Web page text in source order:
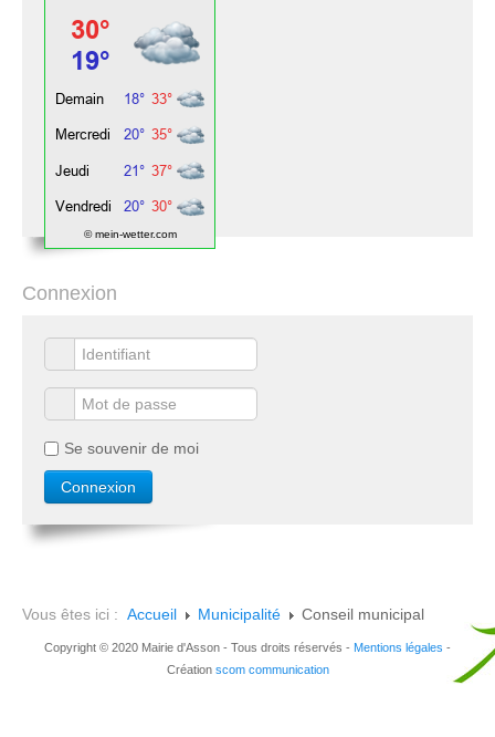
© mein-wetter.com
Connexion
Se souvenir de moi
Vous êtes ici : Accueil Municipalité Conseil municipal
Copyright © 2020 Mairie d'Asson - Tous droits réservés - Mentions légales -
Création scom communication